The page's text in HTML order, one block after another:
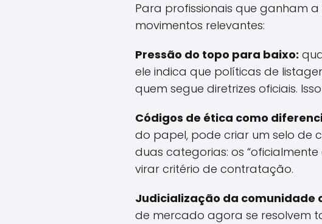
Para profissionais que ganham
movimentos relevantes:
Pressão do topo para baixo:
ele indica que políticas de
quem segue diretrizes oficiais.
Códigos de ética como
do papel, pode criar um selo de
duas categorias: os “oficialmente
virar critério de contratação.
Judicialização da comunidade
de mercado agora se resolvem